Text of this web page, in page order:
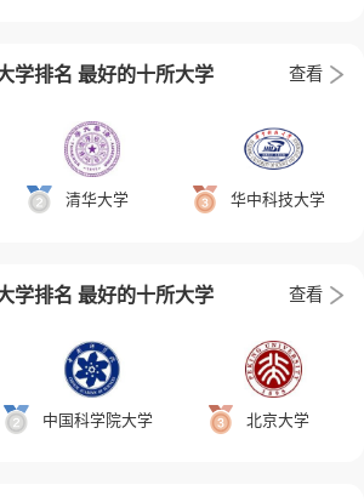
学排名 最好的十所大学 查看
清华大学 华中科技大学
学排名 最好的十所大学 查看
中国科学院大学 北京大学